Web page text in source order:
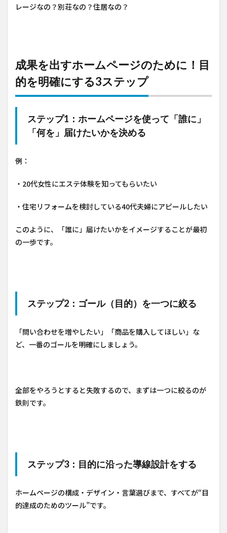
レージなの？別荘なの？住居なの？
成果を出すホームページのために！目
的を明確にする3ステップ
ステップ1：ホームページを使って「誰に」
「何を」届けたいかを決める
例：
・20代女性にエステ体験を知ってもらいたい
・住宅リフォームを検討している40代夫婦にアピールしたい
このように、「誰に」届けたいかをイメージすることが最初
の一歩です。
ステップ2：ゴール（目的）を一つに絞る
「問い合わせを増やしたい」「商品を購入してほしい」な
ど、一番のゴールを明確にしましょう。
全部をやろうとすると失敗するので、まずは一つに絞るのが
鉄則です。
ステップ3：目的に沿った導線設計をする
ホームページの構成・デザイン・言葉選びまで、すべてが“目
的達成のためのツール”です。